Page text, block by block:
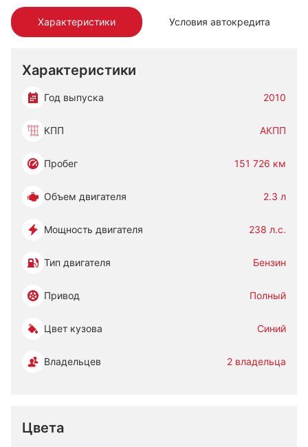
Характеристики Условия автокредита
Характеристики
Год выпуска 2010
КПП АКПП
Пробег 151 726 км
Объем двигателя 2.3 л
Мощность двигателя 238 л.с.
Тип двигателя Бензин
Привод Полный
Цвет кузова Синий
Владельцев 2 владельца
Цвета